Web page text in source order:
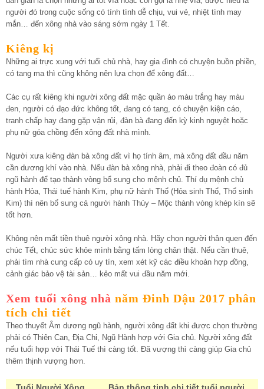
người đó trong cuộc sống có tính tình dễ chịu, vui vẻ, nhiệt tình may
mắn… đến xông nhà vào sáng sớm ngày 1 Tết.
Kiêng kị
Những ai trực xung với tuổi chủ nhà, hay gia đình có chuyện buồn phiền,
có tang ma thì cũng không nên lựa chọn để xông đất…
Các cụ rất kiêng khi người xông đất mặc quần áo màu trắng hay màu
đen, người có đạo đức không tốt, đang có tang, có chuyện kiện cáo,
tranh chấp hay đang gặp vận rủi, đàn bà đang đến kỳ kinh nguyệt hoặc
phụ nữ góa chồng đến xông đất nhà mình.
Người xưa kiêng đàn bà xông đất vì họ tính âm, mà xông đất đầu năm
cần dương khí vào nhà. Nếu đàn bà xông nhà, phải đi theo đoàn có đủ
ngũ hành để tạo thành vòng bổ sung cho mệnh chủ. Thí dụ mệnh chủ
hành Hỏa, Thái tuế hành Kim, phụ nữ hành Thổ (Hỏa sinh Thổ, Thổ sinh
Kim) thì nên bổ sung cả người hành Thủy – Mộc thành vòng khép kín sẽ
tốt hơn.
Không nên mất tiền thuê người xông nhà. Hãy chọn người thân quen đến
chúc Tết, chúc sức khỏe mình bằng tấm lòng chân thật. Nếu cần thuê,
phải tìm nhà cung cấp có uy tín, xem xét kỹ các điều khoản hợp đồng,
cảnh giác bảo vệ tài sản… kẻo mất vui đầu năm mới.
Xem tuổi xông nhà năm Đinh Dậu 2017 phân
tích chi tiết
Theo thuyết Âm dương ngũ hành, người xông đất khi được chọn thường
phải có Thiên Can, Địa Chi, Ngũ Hành hợp với Gia chủ. Người xông đất
nếu tuổi hợp với Thái Tuế thì càng tốt. Đã vượng thì càng giúp Gia chủ
thêm thịnh vượng hơn.
Tuổi Người Xông Bản thông tinh chi tiết tuổi người